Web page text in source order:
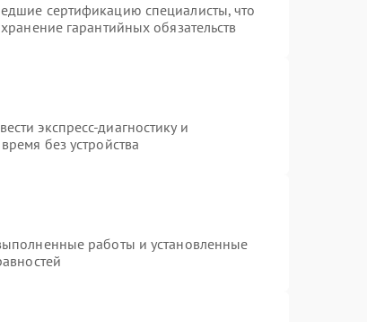
сертификацию специалисты, что
гарантийных обязательств
экспресс-диагностику и
без устройства
работы и установленные